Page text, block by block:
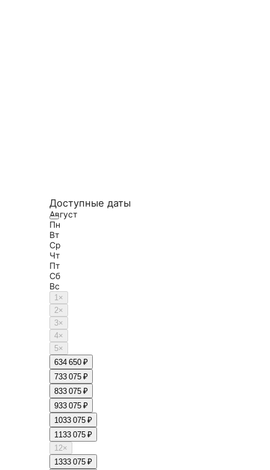
Доступные даты
Август
Пн
Вт
Ср
Чт
Пт
Сб
Вс
1×
2×
3×
4×
5×
634 650 ₽
733 075 ₽
833 075 ₽
933 075 ₽
1033 075 ₽
1133 075 ₽
12×
1333 075 ₽